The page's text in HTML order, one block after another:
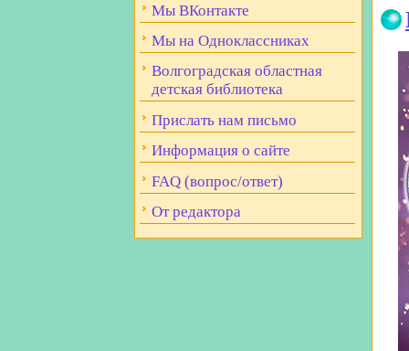
Мы ВКонтакте
Мы на Одноклассниках
Волгоградская областная
детская библиотека
Прислать нам письмо
Информация о сайте
FAQ (вопрос/ответ)
От редактора